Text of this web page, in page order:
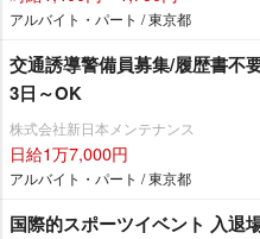
アルバイト・パート / 東京都
交通誘導警備員募集/履歴書不
3日～OK
株式会社新日本メンテナンス
日給1万7,000円
アルバイト・パート / 東京都
国際的スポーツイベント 入退